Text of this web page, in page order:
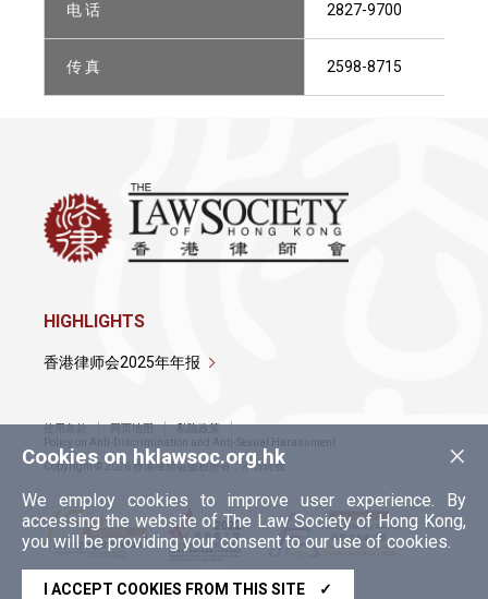
电 话 2827-9700
传 真 2598-8715
×
Cookies on hklawsoc.org.hk
We employ cookies to improve user experience. By
accessing the website of The Law Society of Hong Kong,
you will be providing your consent to our use of cookies.
I ACCEPT COOKIES FROM THIS SITE ✓
HIGHLIGHTS
香港律师会2025年年报
使用条款 网页地图
私隐政策
Policy on Anti-Discrimination and Anti-Sexual Harassment
Copyright © 2026 香港律师会版权所有，不得转载